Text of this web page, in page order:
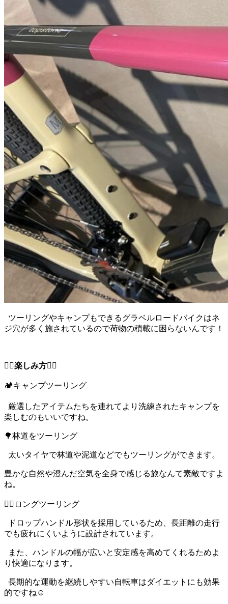
ツーリングやキャンプもできるグラベルロードバイクはネ
ジ穴が多く施されているので荷物の積載に困らないんです！
🚴‍♂️楽しみ方🚴‍♀️
🏕キャンプツーリング
厳選したアイテムたちを連れてより洗練されたキャンプを
楽しむのもいいですね。
🌳林道をツーリング
太いタイヤで林道や泥道などでもツーリングができます。
豊かな自然や澄んだ空気を全身で感じる旅なんて素敵ですよ
ね。
🚵‍♂️ロングツーリング
ドロップハンドル形状を採用しているため、長距離の走行
でも疲れにくいように設計されています。
また、ハンドルの幅が広いと安定感を高めてくれるためよ
り快適になります。
長期的な運動を継続しやすい自転車はダイエットにも効果
的ですね☺️